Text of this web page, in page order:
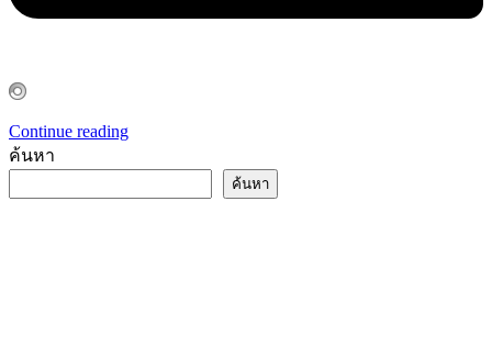
Continue reading
ค้นหา
ค้นหา